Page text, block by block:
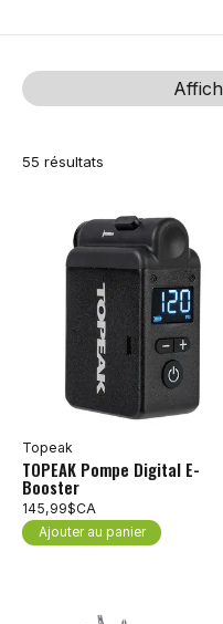
55 résultats
Topeak
TOPEAK Pompe Digital E-
Booster
145,99$CA
Ajouter au panier